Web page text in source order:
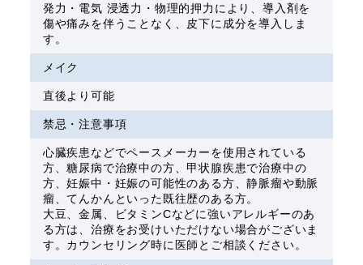
発力・電気 浸透力・物理的押力により、導入剤を
傷や痛みを伴うことなく、皮下に成分を導入しま
す。
メイク
直後より可能
禁忌・注意事項
心臓疾患などでペースメーカーを使用されている
方、糖尿病で治療中の方、甲状腺疾患で治療中の
方、妊娠中・妊娠の可能性のある方、静脈瘤や動脈
瘤、てんかんといった既往歴のある方。
大豆、金属、ビタミンCなどに強いアレルギーのあ
る方は、治療をお受けいただけない場合がございま
す。カウンセリング時に医師とご相談ください。